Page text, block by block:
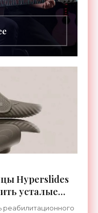
RGB-подсветка
Hyperslides
усталые
«Гаджеты»
реабилитационного